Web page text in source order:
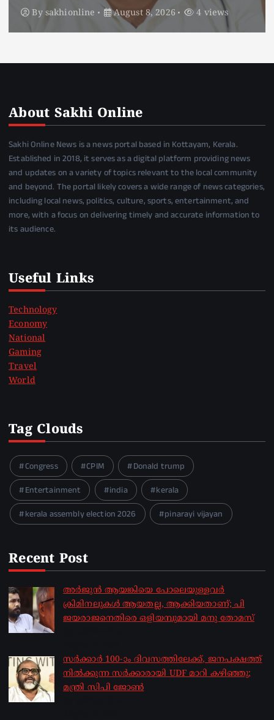
By sakhionline August 8, 2026 6 views
About Sakhi Online
Sakhi Online News is a news portal based in Kottayam, Kerala.
Established in 2018, it serves as a digital platform providing news
and updates on a variety of topics relevant to the local community
and beyond. The portal likely covers a wide range of news categories,
including local news, politics, culture, sports, entertainment, and
more, with a focus on delivering timely and accurate information to
its audience.
Useful Links
Technology
Economy
National
Gaming
Travel
World
Tag Clouds
Congress CPIM
Donald trump
Entertainment
india
kerala
kerala assembly election 2026
pinarayi vijayan
Recent Post
അർജുൻ ആയങ്കിയെ പോലെയുള്ളവർ
ക്രിമിനലുകൾ ആയതല്ല, ആക്കിയതാണ്; പി
ജയരാജനെതിരെ ഒളിയമ്പുമായി മനു തോമസ്
സർക്കാർ 100-ാം ദിവസത്തിലേക്ക്, ജനപക്ഷത്ത്
നിൽക്കുന്ന സർക്കാരായി UDF മാറി കഴിഞ്ഞു;
മന്ത്രി സിപി ജോൺ